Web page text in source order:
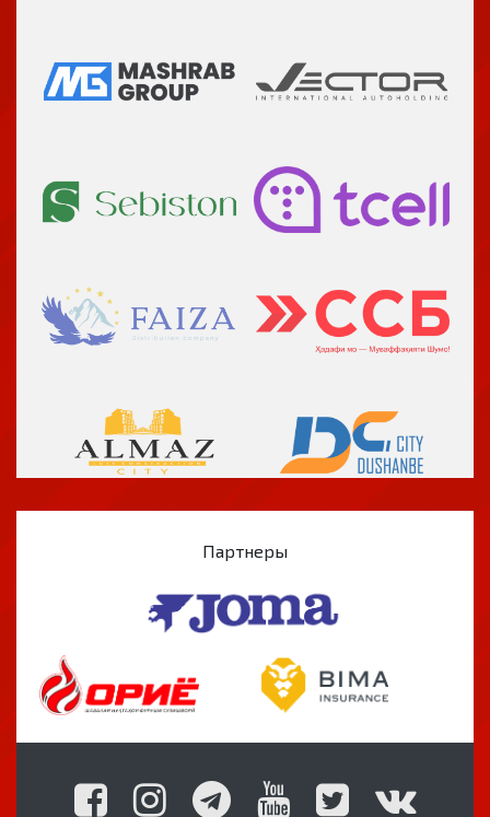
Партнеры